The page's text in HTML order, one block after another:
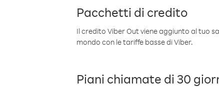
Pacchetti di credito
Il credito Viber Out viene aggiunto al tuo
mondo con le tariffe basse di Viber.
Piani chiamate di 30